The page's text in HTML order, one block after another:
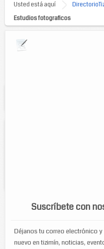
Usted está aquí
Estudios fotograficos
Suscríbete con
Déjanos tu correo electrónico
nuevo en tizimín, noticias,